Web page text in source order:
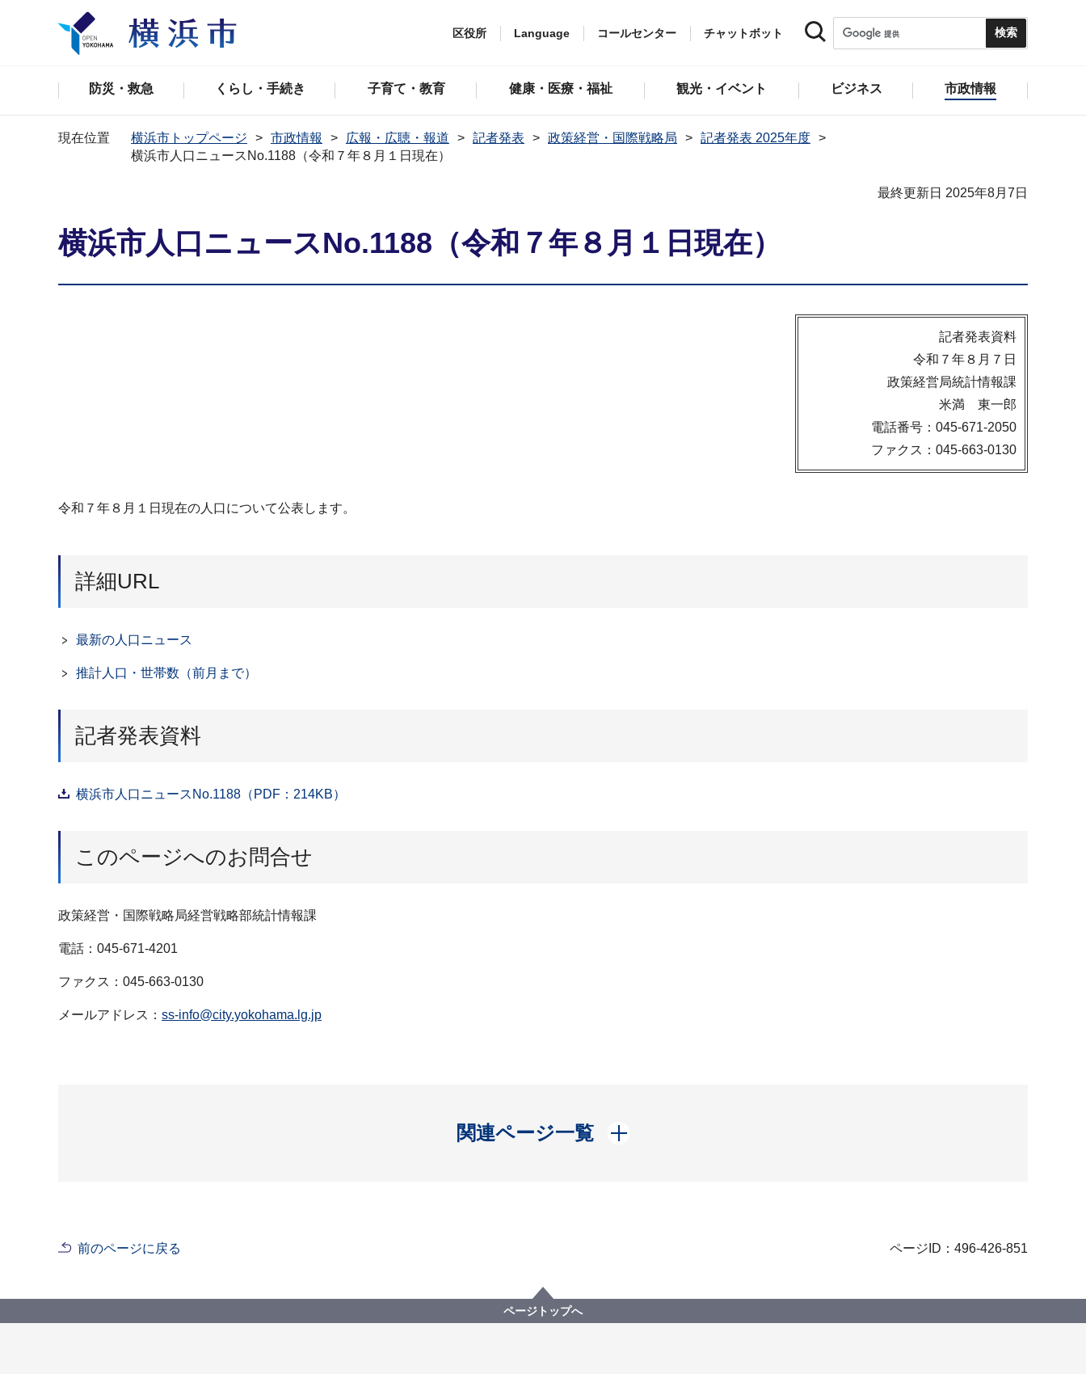
区役所 Language コールセンター チャットボット
防災・救急 くらし・手続き 子育て・教育 健康・医療・福祉 観光・イベント ビジネス 市政情報
現在位置 横浜市トップページ 市政情報 広報・広聴・報道 記者発表 政策経営・国際戦略局
記者発表 2025年度
横浜市人口ニュースNo.1188（令和７年８月１日現在）
最終更新日 2025年8月7日
横浜市人口ニュースNo.1188（令和７年８月１日現在）
記者発表資料
令和７年８月７日
政策経営局統計情報課
米満 東一郎
電話番号：045-671-2050
ファクス：045-663-0130
令和７年８月１日現在の人口について公表します。
詳細URL
最新の人口ニュース
推計人口・世帯数（前月まで）
記者発表資料
横浜市⼈⼝ニュースNo.1188（PDF：214KB）
このページへのお問合せ
政策経営・国際戦略局経営戦略部統計情報課
電話：045-671-4201
ファクス：045-663-0130
メールアドレス： ss-info@city.yokohama.lg.jp
関連ページ一覧
開く
前のページに戻る ページID：496-426-851
ページトップへ